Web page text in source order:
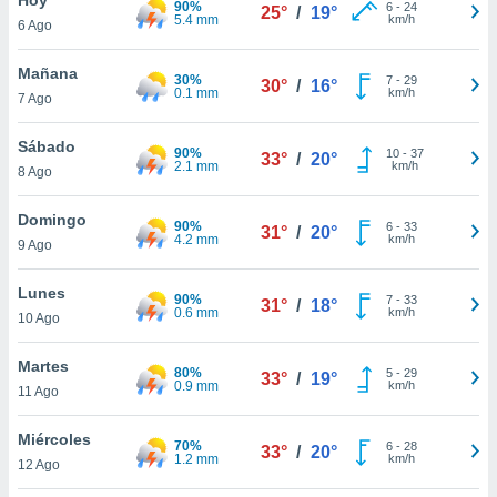
y
en
más
de
6 Ago
90%
5.4 mm
25° / 19° 6- 24
km/h
Mañana
7 Ago
30%
0.1 mm
30° / 16° 7- 29
km/h
Sábado
8 Ago
90%
2.1 mm
33° / 20° 10- 37
km/h
Domingo
9 Ago
90%
4.2 mm
31° / 20° 6- 33
km/h
Lunes
10 Ago
90%
0.6 mm
31° / 18° 7- 33
km/h
Martes
11 Ago
80%
0.9 mm
33° / 19° 5- 29
km/h
Miércoles
12 Ago
70%
1.2 mm
33° / 20° 6- 28
km/h